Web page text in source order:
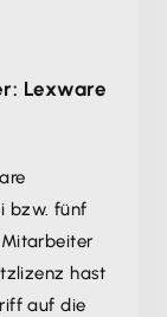
Lexware
bzw. fünf
Mitarbeiter
hast
auf die